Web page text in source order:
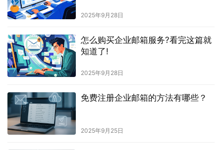
2025年9月28日
怎么购买企业邮箱服务?看完这篇就
知道了!
2025年9月28日
免费注册企业邮箱的方法有哪些？
2025年9月25日